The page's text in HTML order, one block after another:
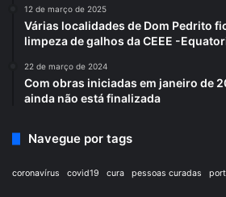
12 de março de 2025
Várias localidades de Dom Pedrito
limpeza de galhos da CEEE -
22 de março de 2024
Com obras iniciadas em janeiro de
ainda não está finalizada
Navegue por tags
coronavírus covid19 cura pessoas curadas